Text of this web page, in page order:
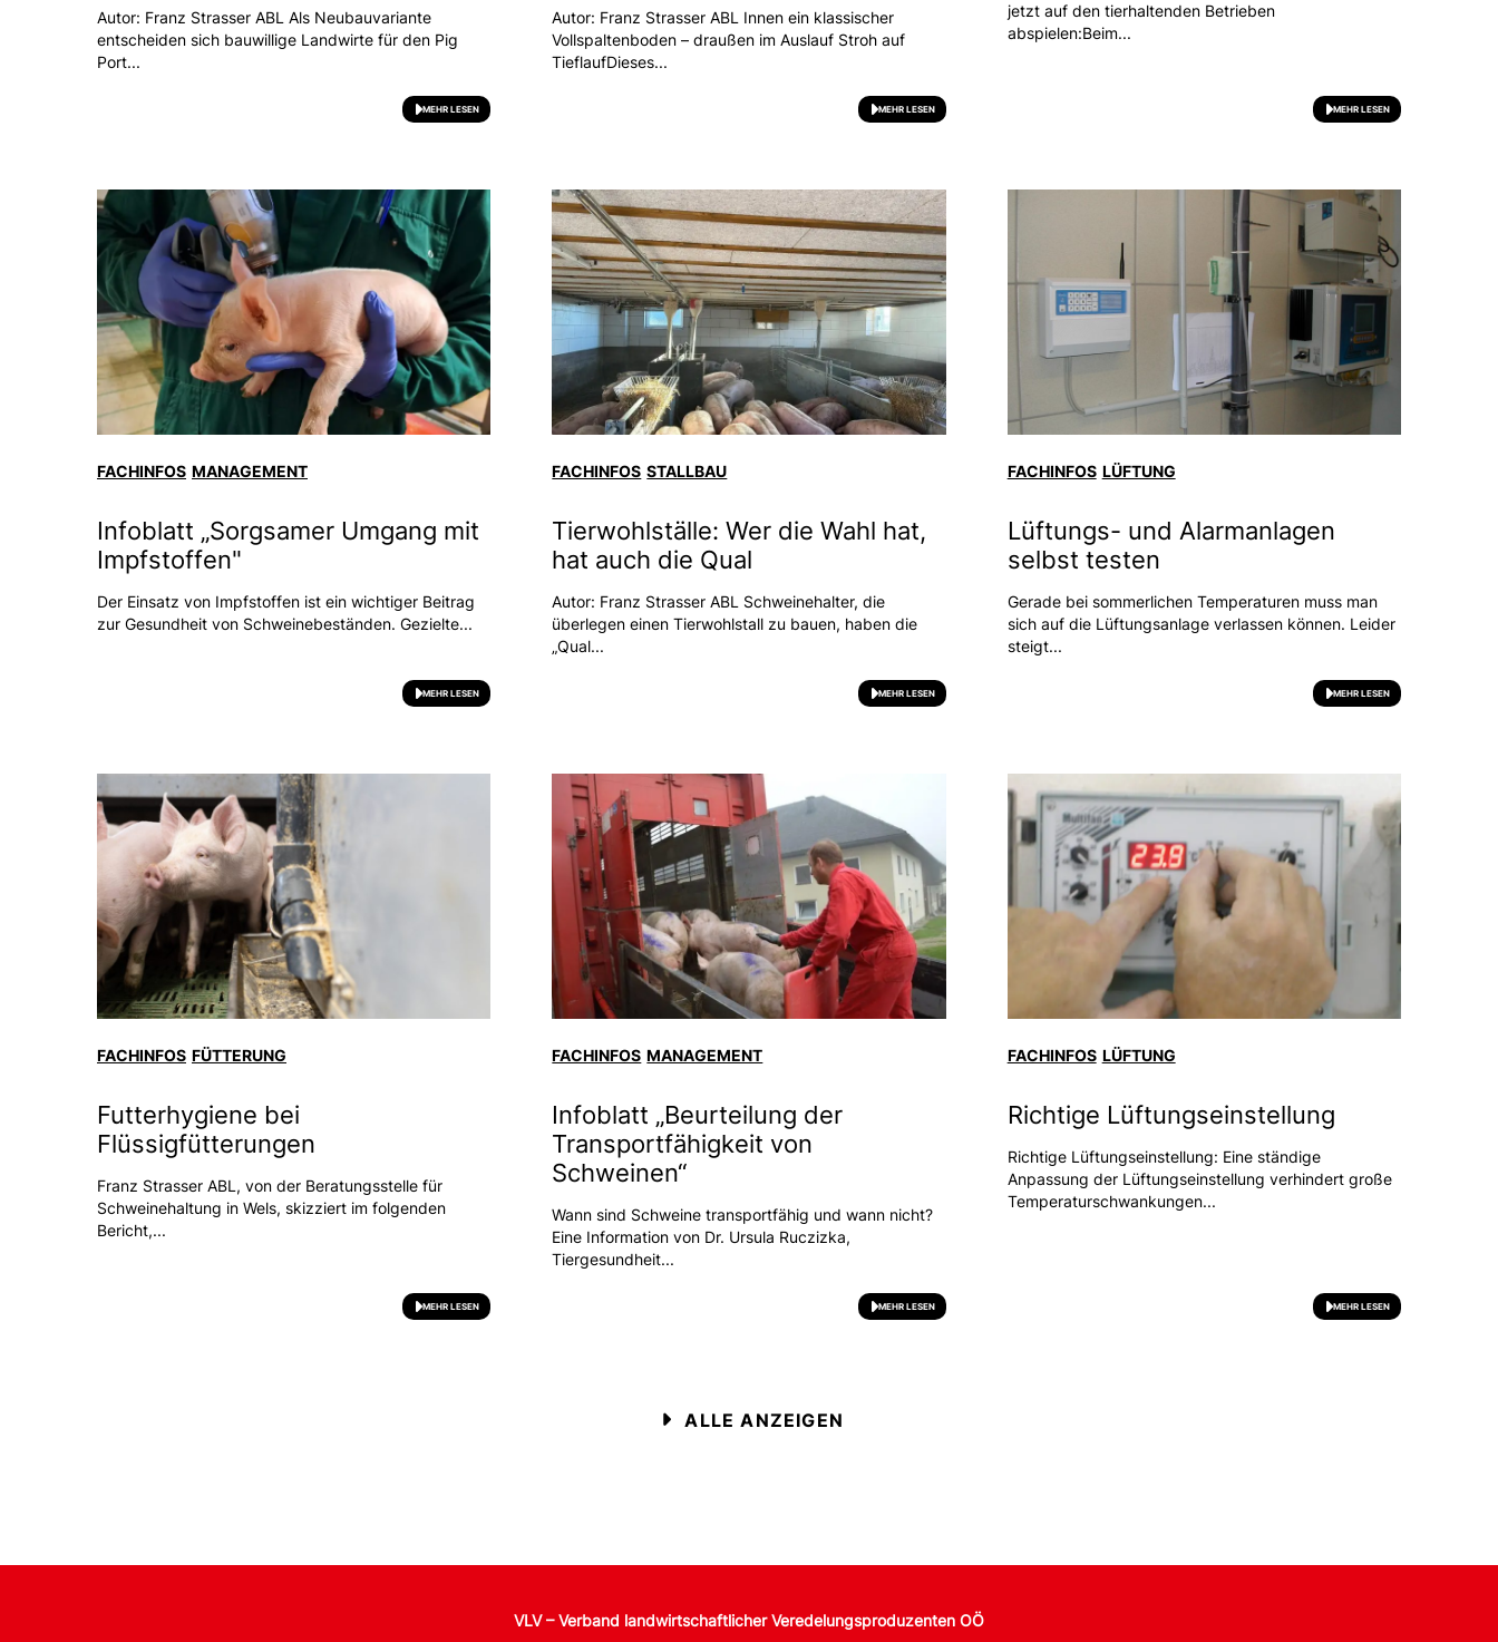
Autor: Franz Strasser ABL Als Neubauvariante
entscheiden sich bauwillige Landwirte für den Pig
Port...
MEHR LESEN
Autor: Franz Strasser ABL Innen ein klassischer
Vollspaltenboden – draußen im Auslauf Stroh auf
TieflaufDieses...
MEHR LESEN
jetzt auf den tierhaltenden Betrieben
abspielen:Beim...
MEHR LESEN
FACHINFOS MANAGEMENT
Infoblatt „Sorgsamer Umgang mit
Impfstoffen"
Der Einsatz von Impfstoffen ist ein wichtiger Beitrag
zur Gesundheit von Schweinebeständen. Gezielte...
MEHR LESEN
FACHINFOS STALLBAU
Tierwohlställe: Wer die Wahl hat,
hat auch die Qual
Autor: Franz Strasser ABL Schweinehalter, die
überlegen einen Tierwohlstall zu bauen, haben die
„Qual...
MEHR LESEN
FACHINFOS LÜFTUNG
Lüftungs- und Alarmanlagen
selbst testen
Gerade bei sommerlichen Temperaturen muss man
sich auf die Lüftungsanlage verlassen können. Leider
steigt...
MEHR LESEN
FACHINFOS FÜTTERUNG
Futterhygiene bei
Flüssigfütterungen
Franz Strasser ABL, von der Beratungsstelle für
Schweinehaltung in Wels, skizziert im folgenden
Bericht,...
MEHR LESEN
FACHINFOS MANAGEMENT
Infoblatt „Beurteilung der
Transportfähigkeit von
Schweinen“
Wann sind Schweine transportfähig und wann nicht?
Eine Information von Dr. Ursula Ruczizka,
Tiergesundheit...
MEHR LESEN
FACHINFOS LÜFTUNG
Richtige Lüftungseinstellung
Richtige Lüftungseinstellung: Eine ständige
Anpassung der Lüftungseinstellung verhindert große
Temperaturschwankungen...
MEHR LESEN
ALLE ANZEIGEN
VLV – Verband landwirtschaftlicher Veredelungsproduzenten OÖ